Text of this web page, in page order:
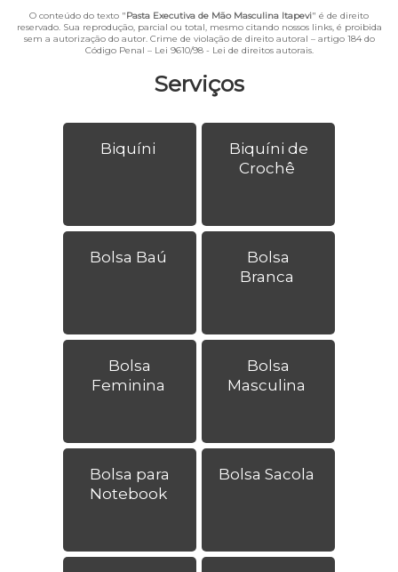
Serviços
Biquíni
Biquíni de
Crochê
Bolsa Baú
Bolsa
Branca
Bolsa
Feminina
Bolsa
Masculina
Bolsa para
Notebook
Bolsa Sacola
O conteúdo do texto "Pasta Executiva de Mão Masculina Itapevi" é de direito
reservado. Sua reprodução, parcial ou total, mesmo citando nossos links, é proibida
sem a autorização do autor. Crime de violação de direito autoral – artigo 184 do
Código Penal – Lei 9610/98 - Lei de direitos autorais.